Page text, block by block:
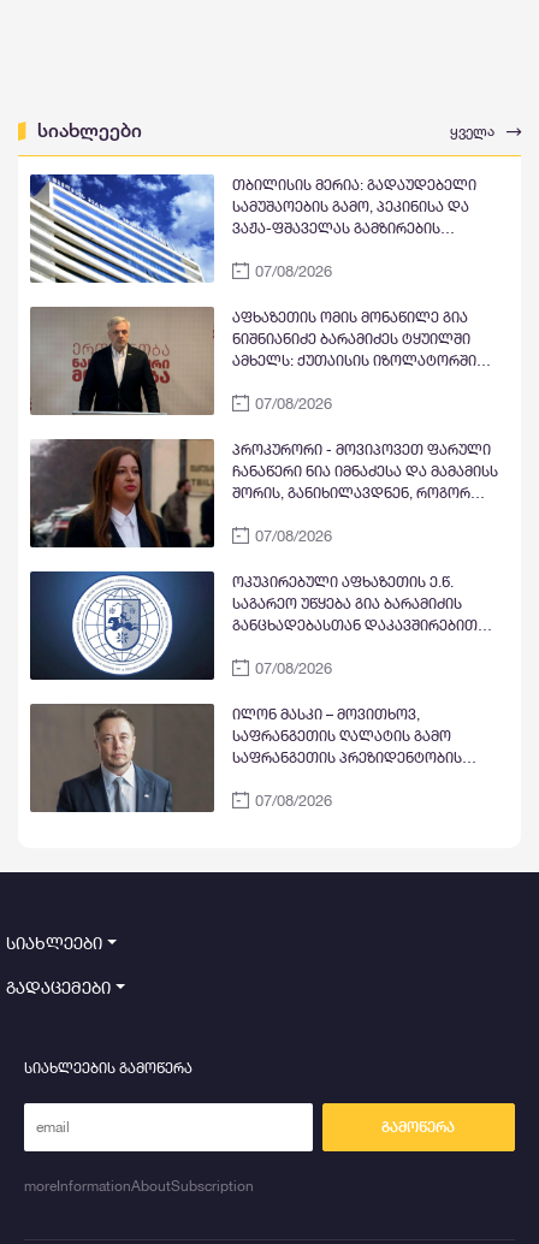
სიახლეები ყველა
თბილისის მერია: გადაუდებელი
სამუშაოების გამო, პეკინისა და
ვაჟა-ფშაველას გამზირების
მიმართულებით მოძრაობა
07/08/2026
აფხაზეთის ომის მონაწილე გია
ნიშნიანიძე ბარამიძეს ტყუილში
ამხელს: ქუთაისის იზოლატორში
მეომარი, იმავე დღეს გავფრინდი
არძინბა, ოზგანი და ბესლან
კობახია, მოიყვანეს ჩვენი ბიჭები და
მოხდა გაცვლა ყველა ყველაზე. რა
ბარამიძე არც ყოფილა და არც
07/08/2026
პროკურორი - მოვიპოვეთ ფარული
ჩანაწერი ნია იმნაძესა და მამამისს
შორის, განიხილავდნენ, როგორ
ნიას მამა ამბობს, რომ არასწორად
სხვანაირად ვერ მოიქცეოდა,
თანამედროვე ეპოქაში სხვანაირად
ხდება
07/08/2026
ოკუპირებული აფხაზეთის ე.წ.
საგარეო უწყება გია ბარამიძის
განცხადებასთან დაკავშირებით
„განცხადებას“ ავრცელებს
07/08/2026
ილონ მასკი – მოვითხოვ,
საფრანგეთის ღალატის გამო
საფრანგეთის პრეზიდენტობის
ლიდერი მარინ ტონდელიე
07/08/2026
სიახლეები
გადაცემები
სიახლეების გამოწერა
გამოწერა
moreInformationAboutSubscription